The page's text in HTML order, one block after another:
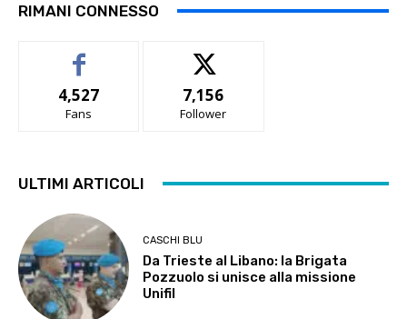
RIMANI CONNESSO
4,527
Fans
7,156
Follower
ULTIMI ARTICOLI
CASCHI BLU
Da Trieste al Libano: la Brigata
Pozzuolo si unisce alla missione
Unifil